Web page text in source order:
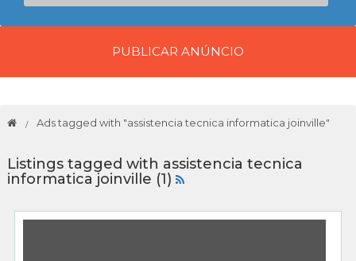
PUBLICAR ANÚNCIO
Ads tagged with "assistencia tecnica informatica joinville"
Listings tagged with assistencia tecnica
informatica joinville (1)